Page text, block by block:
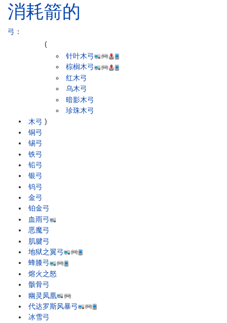
消耗箭的
弓 ：
木弓
(
针叶木弓
棕榈木弓
红木弓
乌木弓
暗影木弓
珍珠木弓
)
铜弓
锡弓
铁弓
铅弓
银弓
钨弓
金弓
铂金弓
血雨弓
恶魔弓
肌腱弓
地狱之翼弓
蜂膝弓
熔火之怒
骸骨弓
幽灵凤凰
代达罗斯风暴弓
冰雪弓